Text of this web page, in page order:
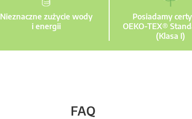
Nieznaczne zużycie wody
i energii
Posiadamy
OEKO-TEX®
(Klasa I)
FAQ